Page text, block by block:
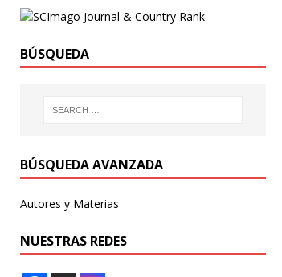
BÚSQUEDA
BÚSQUEDA AVANZADA
Autores y Materias
NUESTRAS REDES